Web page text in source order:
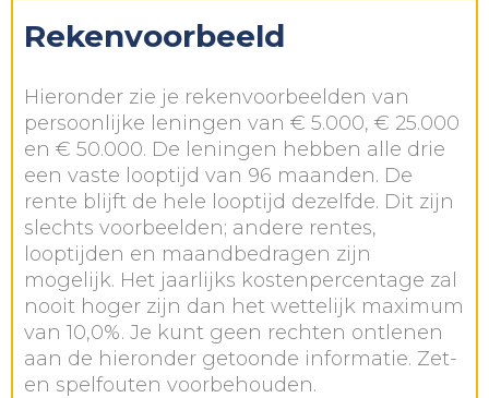
Rekenvoorbeeld
Hieronder zie je rekenvoorbeelden van
persoonlijke leningen van € 5.000, € 25.000
en € 50.000. De leningen hebben alle drie
een vaste looptijd van 96 maanden. De
rente blijft de hele looptijd dezelfde. Dit zijn
slechts voorbeelden; andere rentes,
looptijden en maandbedragen zijn
mogelijk. Het jaarlijks kostenpercentage zal
nooit hoger zijn dan het wettelijk maximum
van 10,0%. Je kunt geen rechten ontlenen
aan de hieronder getoonde informatie. Zet-
en spelfouten voorbehouden.